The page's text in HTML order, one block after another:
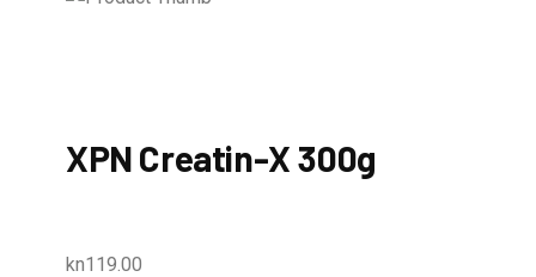
XPN Creatin-X 300g
kn119.00